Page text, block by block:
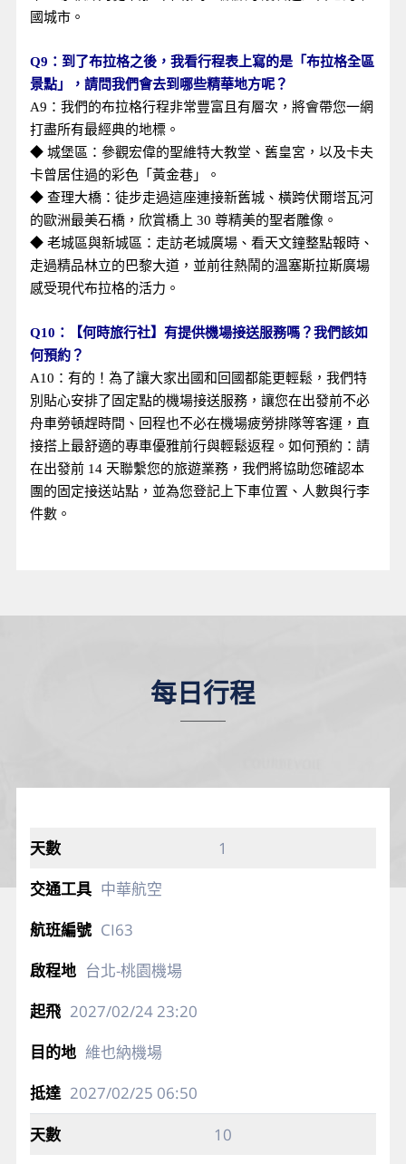
國城市。
Q9：到了布拉格之後，我看行程表上寫的是「布拉格全區
景點」，請問我們會去到哪些精華地方呢？
A9：我們的布拉格行程非常豐富且有層次，將會帶您一網
打盡所有最經典的地標。
◆ 城堡區：參觀宏偉的聖維特大教堂、舊皇宮，以及卡夫
卡曾居住過的彩色「黃金巷」。
◆ 查理大橋：徒步走過這座連接新舊城、橫跨伏爾塔瓦河
的歐洲最美石橋，欣賞橋上 30 尊精美的聖者雕像。
◆ 老城區與新城區：走訪老城廣場、看天文鐘整點報時、
走過精品林立的巴黎大道，並前往熱鬧的溫塞斯拉斯廣場
感受現代布拉格的活力。
Q10：【何時旅行社】有提供機場接送服務嗎？我們該如
何預約？
A10：有的！為了讓大家出國和回國都能更輕鬆，我們特
別貼心安排了固定點的機場接送服務，讓您在出發前不必
舟車勞頓趕時間、回程也不必在機場疲勞排隊等客運，直
接搭上最舒適的專車優雅前行與輕鬆返程。如何預約：請
在出發前 14 天聯繫您的旅遊業務，我們將協助您確認本
團的固定接送站點，並為您登記上下車位置、人數與行李
件數。
每日行程
1
中華航空
CI63
台北-桃園機場
2027/02/2423:20
維也納機場
2027/02/25 06:50
10